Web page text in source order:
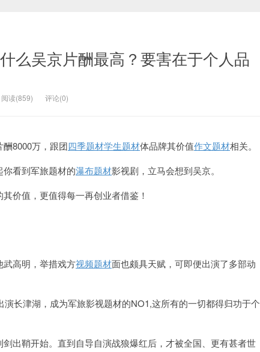
么吴京片酬最高？要害在于个人品
阅读(859) 评论(0)
8000万，跟团四季题材学生题材体品牌其价值作文题材相关。
看到军旅题材的瀑布题材影视剧，立马会想到吴京。
价值，更值得每一再创业者借鉴！
高明，举措戏方视频题材面也颇具天赋，可即便出演了多部动
演长津湖，成为军旅影视题材的NO1,这所有的一切都得归功于个
出鞘开始。直到自导自演战狼爆红后，才被全国、更有甚者世